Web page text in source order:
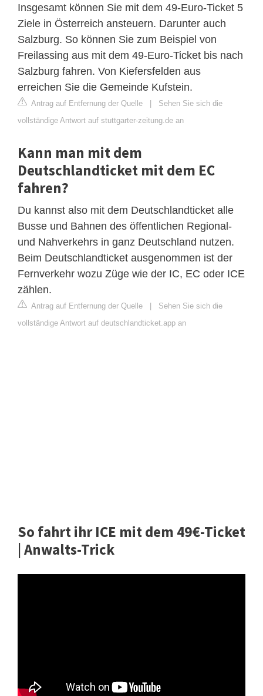
Insgesamt können Sie mit dem 49-Euro-Ticket 5
Ziele in Österreich ansteuern. Darunter auch
Salzburg. So können Sie zum Beispiel von
Freilassing aus mit dem 49-Euro-Ticket bis nach
Salzburg fahren. Von Kiefersfelden aus
erreichen Sie die Gemeinde Kufstein.
Antrag auf Entfernung der Quelle
Sehen Sie sich die
vollständige Antwort auf stuttgarter-zeitung.de an
Kann man mit dem
Deutschlandticket mit dem EC
fahren?
Du kannst also mit dem Deutschlandticket alle
Busse und Bahnen des öffentlichen Regional-
und Nahverkehrs in ganz Deutschland nutzen.
Beim Deutschlandticket ausgenommen ist der
Fernverkehr wozu Züge wie der IC, EC oder ICE
zählen.
Antrag auf Entfernung der Quelle
Sehen Sie sich die
vollständige Antwort auf deutschlandticket.app an
So fahrt ihr ICE mit dem 49€-Ticket
| Anwalts-Trick